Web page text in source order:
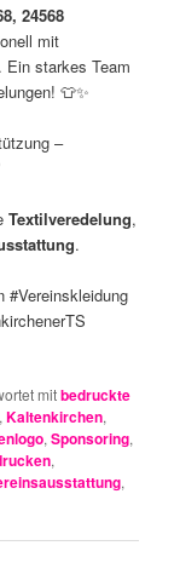
24568
mit
Ein starkes Team
👕✨
–
Textilveredelung,
.
#Vereinskleidung
mitbedruckte
,Kaltenkirchen,
,Sponsoring,
,
,